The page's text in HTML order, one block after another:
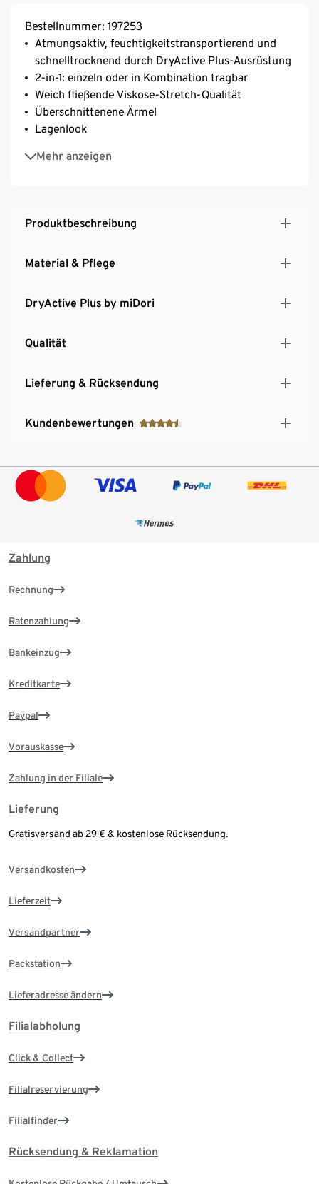
Bestellnummer: 197253
Atmungsaktiv, feuchtigkeitstransportierend und
schnelltrocknend durch DryActive Plus-Ausrüstung
2-in-1: einzeln oder in Kombination tragbar
Weich fließende Viskose-Stretch-Qualität
Überschnittenene Ärmel
Lagenlook
Mehr anzeigen
Rundhalsausschnitt
Produktbeschreibung
Material & Pflege
DryActive Plus by miDori
Qualität
Lieferung & Rücksendung
Kundenbewertungen
Zahlung
Rechnung
Ratenzahlung
Bankeinzug
Kreditkarte
Paypal
Vorauskasse
Zahlung in der Filiale
Lieferung
Gratisversand ab 29 € & kostenlose Rücksendung.
Versandkosten
Lieferzeit
Versandpartner
Packstation
Lieferadresse ändern
Filialabholung
Click & Collect
Filialreservierung
Filialfinder
Rücksendung & Reklamation